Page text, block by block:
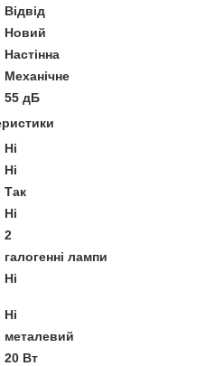
Відвід
Новий
Настінна
Механічне
55 дБ
Ні
Ні
Так
Ні
2
галогенні лампи
Ні
Ні
металевий
20 Вт